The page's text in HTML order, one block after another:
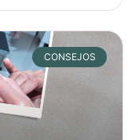
CONSEJOS